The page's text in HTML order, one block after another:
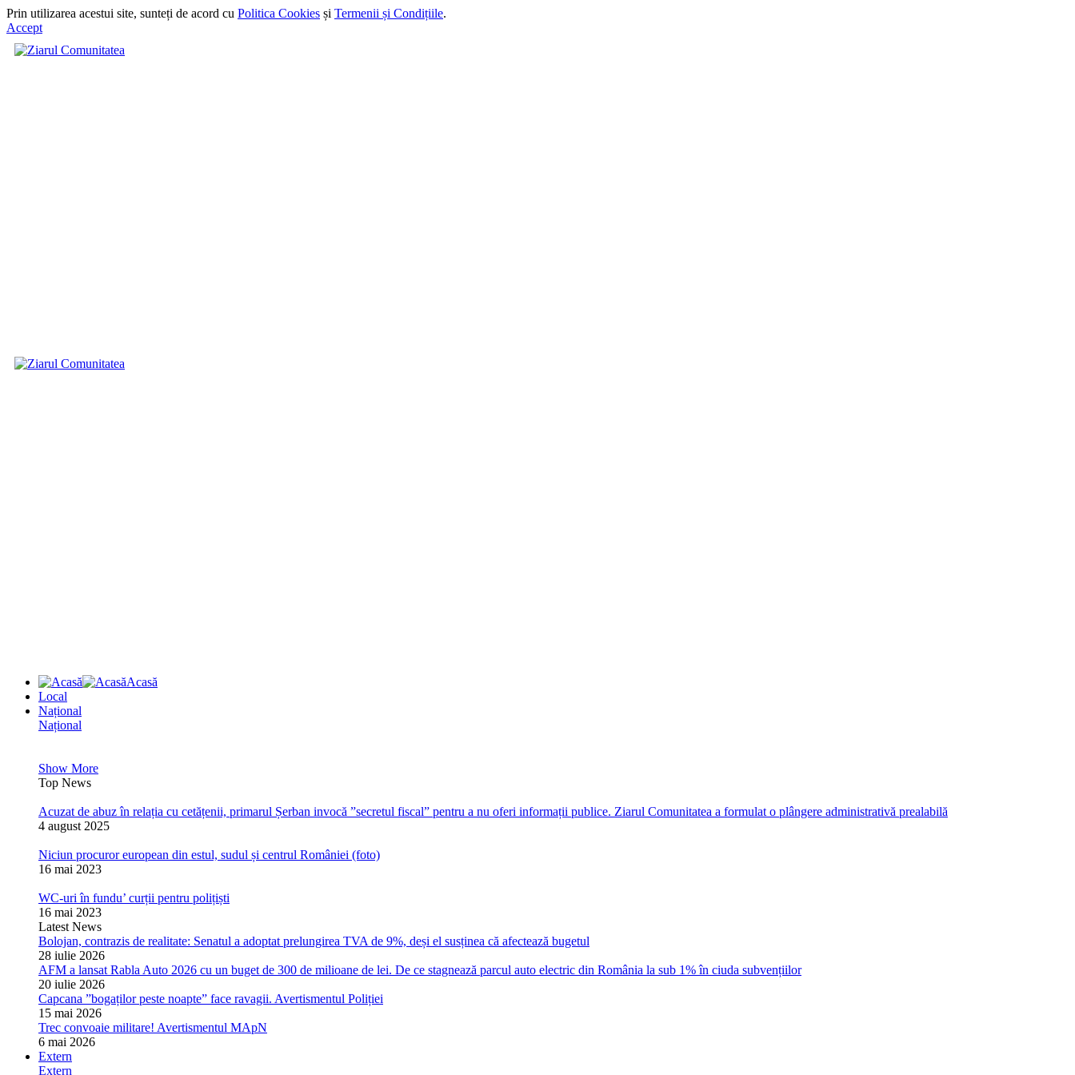
Prin utilizarea acestui site, sunteți de acord cu Politica Cookies și Termenii și Condițiile.
Accept
Acasă
Local
Național
Național
Show More
Top News
Acuzat de abuz în relația cu cetățenii, primarul Șerban invocă ”secretul fiscal” pentru a nu oferi informații publice. Ziarul Comunitatea a formulat o plângere administrativă prealabilă
4 august 2025
Niciun procuror european din estul, sudul și centrul României (foto)
16 mai 2023
WC-uri în fundu’ curții pentru polițiști
16 mai 2023
Latest News
Bolojan, contrazis de realitate: Senatul a adoptat prelungirea TVA de 9%, deși el susținea că afectează bugetul
28 iulie 2026
AFM a lansat Rabla Auto 2026 cu un buget de 300 de milioane de lei. De ce stagnează parcul auto electric din România la sub 1% în ciuda subvențiilor
20 iulie 2026
Capcana ”bogaților peste noapte” face ravagii. Avertismentul Poliției
15 mai 2026
Trec convoaie militare! Avertismentul MApN
6 mai 2026
Extern
Extern